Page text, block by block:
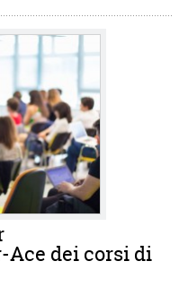
dei corsi di